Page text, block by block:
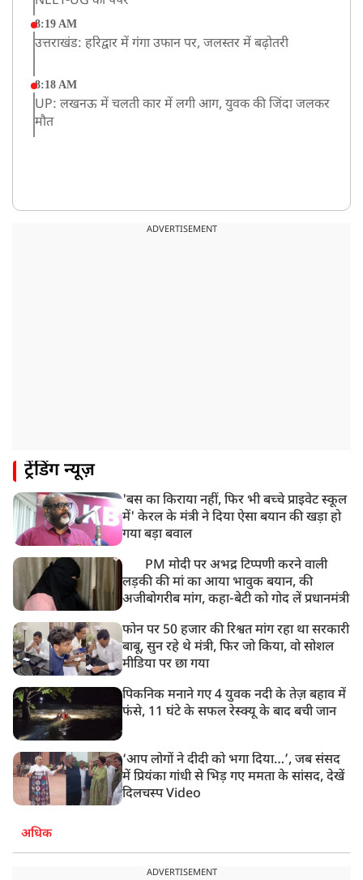
8:19 AM
उत्तराखंड: हरिद्वार में गंगा उफान पर, जलस्तर में बढ़ोतरी
8:18 AM
UP: लखनऊ में चलती कार में लगी आग, युवक की जिंदा जलकर
मौत
ADVERTISEMENT
ट्रेंडिंग न्यूज़
'बस का किराया नहीं, फिर भी बच्चे प्राइवेट स्कूल
में' केरल के मंत्री ने दिया ऐसा बयान की खड़ा हो
गया बड़ा बवाल
PM मोदी पर अभद्र टिप्पणी करने वाली
लड़की की मां का आया भावुक बयान, की
अजीबोगरीब मांग, कहा-बेटी को गोद लें प्रधानमंत्री
फोन पर 50 हजार की रिश्वत मांग रहा था सरकारी
बाबू, सुन रहे थे मंत्री, फिर जो किया, वो सोशल
मीडिया पर छा गया
पिकनिक मनाने गए 4 युवक नदी के तेज़ बहाव में
फंसे, 11 घंटे के सफल रेस्क्यू के बाद बची जान
‘आप लोगों ने दीदी को भगा दिया…’, जब संसद
में प्रियंका गांधी से भिड़ गए ममता के सांसद, देखें
दिलचस्प Video
अधिक
ADVERTISEMENT